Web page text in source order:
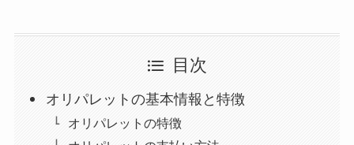
目次
オリパレットの基本情報と特徴
オリパレットの特徴